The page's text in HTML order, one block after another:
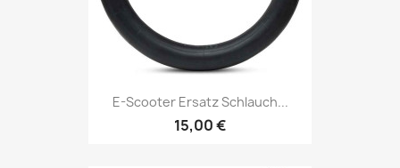
E-Scooter Ersatz Schlauch...
15,00 €